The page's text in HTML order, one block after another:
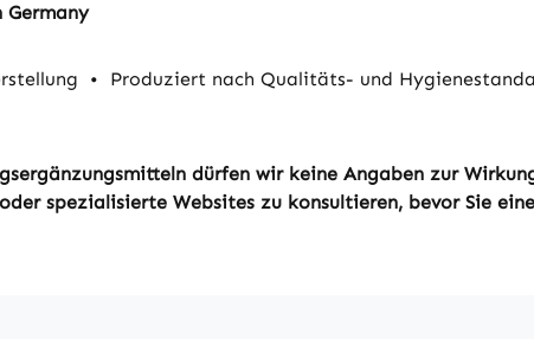
• Produziert nach Qualitäts- und
dürfen wir keine Angaben zur
spezialisierte Websites zu konsultieren, bevor Sie